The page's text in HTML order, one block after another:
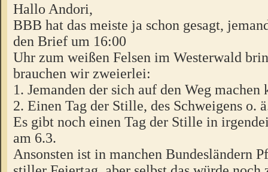
Hallo Andori,
BBB hat das meiste ja schon gesagt,
den Brief um 16:00
Uhr zum weißen Felsen im Westerwald
brauchen wir zweierlei:
1. Jemanden der sich auf den Weg machen
2. Einen Tag der Stille, des Schweigens o.
Es gibt noch einen Tag der Stille in
am 6.3.
Ansonsten ist in manchen Bundesländern